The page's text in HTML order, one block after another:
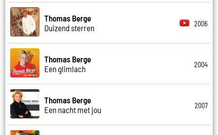
Thomas Berge
Duizend sterren
2006
Thomas Berge
Een glimlach
2004
Thomas Berge
Een nacht met jou
2007